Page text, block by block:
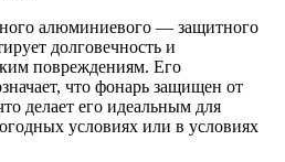
алюминиевого — защитного
долговечность и
повреждениям. Его
что фонарь защищен от
делает его идеальным для
условиях или в условиях